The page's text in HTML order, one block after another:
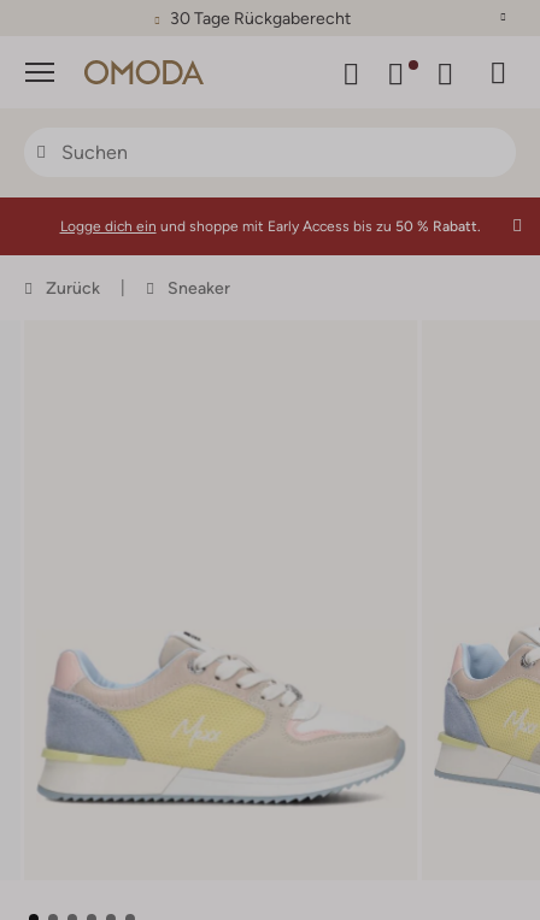
30 Tage Rückgaberecht
Menü
Logge dich ein und shoppe mit Early Access bis zu 50 % Rabatt.
Zurück Sneaker